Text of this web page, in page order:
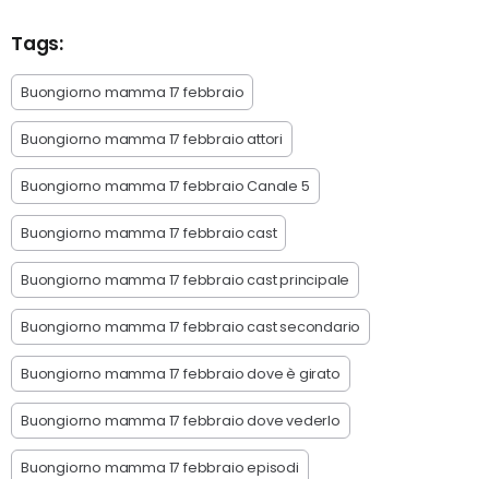
Tags:
Buongiorno mamma 17 febbraio
Buongiorno mamma 17 febbraio attori
Buongiorno mamma 17 febbraio Canale 5
Buongiorno mamma 17 febbraio cast
Buongiorno mamma 17 febbraio cast principale
Buongiorno mamma 17 febbraio cast secondario
Buongiorno mamma 17 febbraio dove è girato
Buongiorno mamma 17 febbraio dove vederlo
Buongiorno mamma 17 febbraio episodi